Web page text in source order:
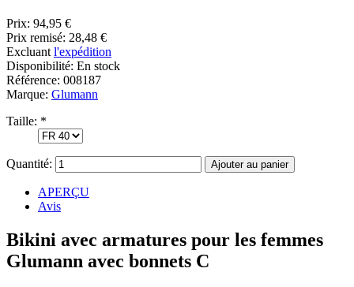
Prix: 94,95 €
Prix remisé: 28,48 €
Excluant l'expédition
Disponibilité: En stock
Référence: 008187
Marque: Glumann
Taille: *
Quantité:
APERÇU
Avis
Bikini avec armatures pour les femmes
Glumann avec bonnets C